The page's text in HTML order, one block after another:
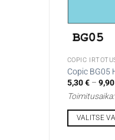
COPIC
Copic BG05
5,30€ – 9,90
Toimitusaika:
VALITSE